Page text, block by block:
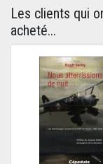
Les clients qui
acheté...